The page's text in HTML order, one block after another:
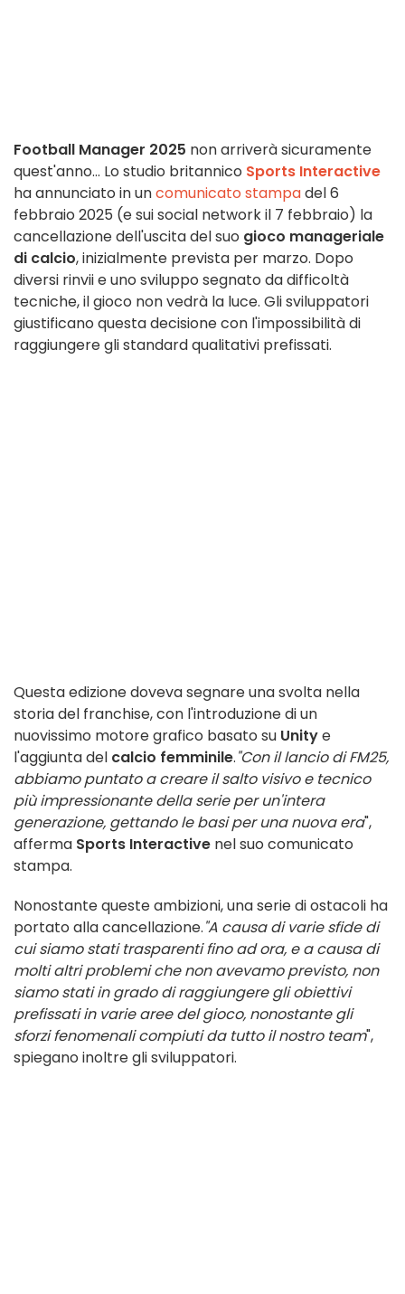
Football Manager 2025 non arriverà sicuramente
quest'anno... Lo studio britannico Sports Interactive
ha annunciato in uncomunicato stampadel 6
febbraio 2025 (e sui social network il 7 febbraio) la
cancellazione dell'uscita del suo gioco manageriale
di calcio, inizialmente prevista per marzo. Dopo
diversi rinvii e uno sviluppo segnato da difficoltà
tecniche, il gioco non vedrà la luce. Gli sviluppatori
giustificano questa decisione con l'impossibilità di
raggiungere gli standard qualitativi prefissati.
Questa edizione doveva segnare una svolta nella
storia del franchise, con l'introduzione di un
nuovissimo motore grafico basato su Unitye
l'aggiunta del calcio femminile."Con il lancio di FM25,
abbiamo puntato a creare il salto visivo e tecnico
più impressionante della serie per un'intera
generazione, gettando le basi per una nuova era",
afferma Sports Interactive nel suo comunicato
stampa.
Nonostante queste ambizioni, una serie di ostacoli ha
portato alla cancellazione."A causa di varie sfide di
cui siamo stati trasparenti fino ad ora, e a causa di
molti altri problemi che non avevamo previsto, non
siamo stati in grado di raggiungere gli obiettivi
prefissati in varie aree del gioco, nonostante gli
sforzi fenomenali compiuti da tutto il nostro team",
spiegano inoltre gli sviluppatori.